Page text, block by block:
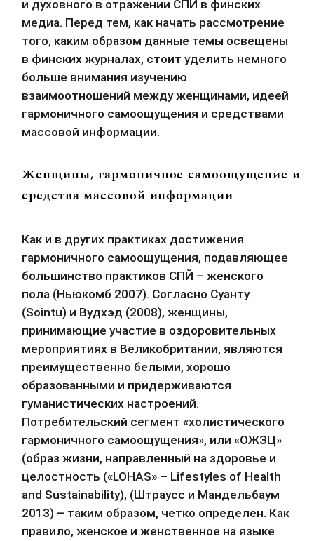
и духовного в отражении СПЙ в финских
медиа. Перед тем, как начать рассмотрение
того, каким образом данные темы освещены
в финских журналах, стоит уделить немного
больше внимания изучению
взаимоотношений между женщинами, идеей
гармоничного самоощущения и средствами
массовой информации.
Женщины, гармоничное самоощущение и
средства массовой информации
Как и в других практиках достижения
гармоничного самоощущения, подавляющее
большинство практиков СПЙ – женского
пола (Ньюкомб 2007). Согласно Суанту
(Sointu) и Вудхэд (2008), женщины,
принимающие участие в оздоровительных
мероприятиях в Великобритании, являются
преимущественно белыми, хорошо
образованными и придерживаются
гуманистических настроений.
Потребительский сегмент «холистического
гармоничного самоощущения», или «ОЖЗЦ»
(образ жизни, направленный на здоровье и
целостность («LOHAS» – Lifestyles of Health
and Sustainability), (Штраусс и Мандельбаум
2013) – таким образом, четко определен. Как
правило, женское и женственное на языке